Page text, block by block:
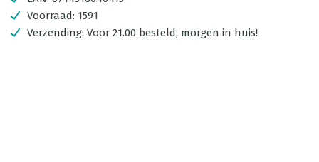
Voorraad: 1591
Verzending: Voor 21.00 besteld, morgen in huis!